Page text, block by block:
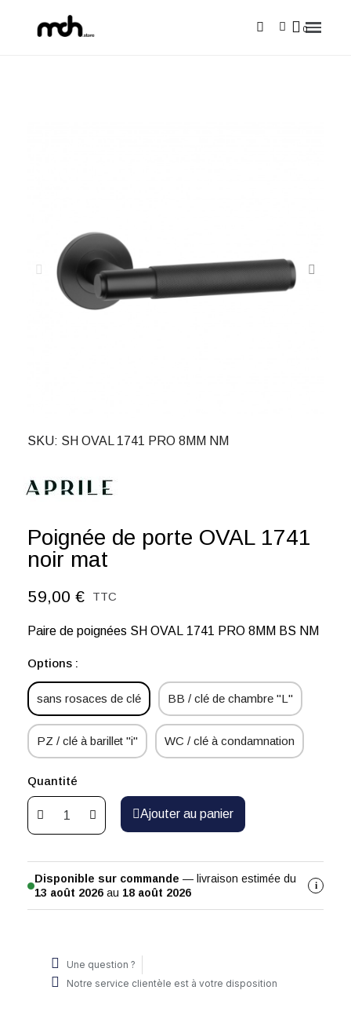
SKU SH OVAL 1741 PRO 8MM NM
Poignée de porte OVAL 1741
noir mat
59,00 € TTC
Paire de poignées SH OVAL 1741 PRO 8MM BS NM
Options :
sans rosaces de clé BB / clé de chambre "L"
PZ / clé à barillet "i" WC / clé à condamnation
Quantité
Ajouter au panier
Disponible sur commande — livraison estimée du
13 août 2026 au 18 août 2026
i
Une question ?
Notre service clientèle est à votre disposition